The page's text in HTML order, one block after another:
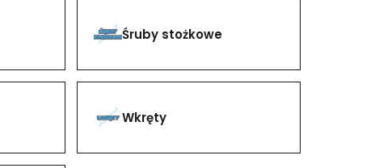
Śruby stożkowe
Wkręty